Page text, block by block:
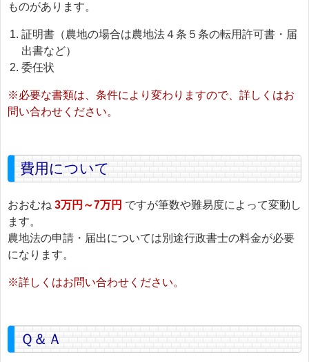
ものがあります。
証明書（農地の場合は農地法４条５条の転用許可書・届
出書など）
委任状
※必要な書類は、条件により変わりますので、詳しくはお
問い合わせください。
費用について
おおむね 3万円～7万円 ですが筆数や難易度によって変動し
ます。
農地法の申請・届出については別途行政書士の料金が必要
になります。
※詳しくはお問い合わせください。
Ｑ＆Ａ